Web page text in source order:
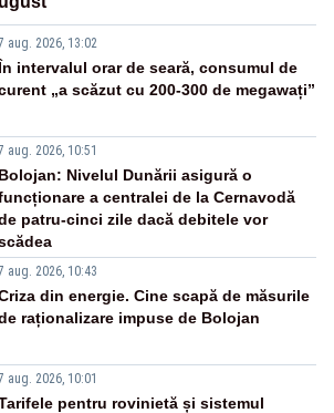
aug. 2026, 13:02
În intervalul orar de seară, consumul de
„a scăzut cu 200-300 de megawați”
aug. 2026, 10:51
Bolojan: Nivelul Dunării asigură o
a centralei de la Cernavodă
patru-cinci zile dacă debitele vor
aug. 2026, 10:43
din energie. Cine scapă de măsurile
raționalizare impuse de Bolojan
aug. 2026, 10:01
pentru rovinietă și sistemul